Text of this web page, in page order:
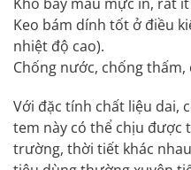
Keo bám dính tốt ở điều
nhiệt độ cao).
Chống nước, chống thấm,
Với đặc tính chất liệu dai,
tem này có thể chịu được
trường, thời tiết khác